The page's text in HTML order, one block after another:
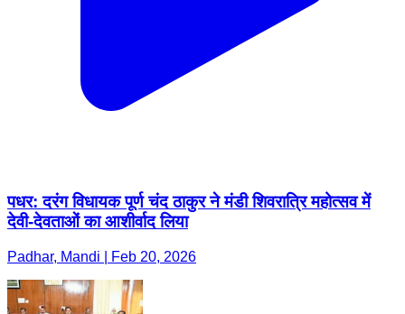
पधर: दरंग विधायक पूर्ण चंद ठाकुर ने मंडी शिवरात्रि महोत्सव में
देवी-देवताओं का आशीर्वाद लिया
Padhar, Mandi | Feb 20, 2026